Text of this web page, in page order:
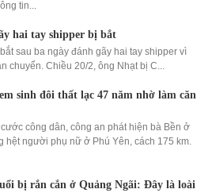
tin...
hai tay shipper bị bắt
sau ba ngày đánh gãy hai tay shipper vì
chuyển. Chiều 20/2, ông Nhạt bị C...
sinh đôi thất lạc 47 năm nhờ làm căn
cước công dân, công an phát hiện bà Bền ở
hệt người phụ nữ ở Phú Yên, cách 175 km.
bị rắn cắn ở Quảng Ngãi: Đây là loài